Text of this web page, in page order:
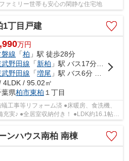
ァミリー世帯も安心の閑静な住宅地
1丁目戸建
万円
磐線 「柏 」駅 徒歩28分
武野田線 「新柏 」駅 バス17分 「亀甲台入口」 停歩16分
武野田線 「増尾 」駅 バス6分 「新田原（千葉県）」 停歩11分
4LDK / 95.02㎡
葉県柏市東柏 １丁目
工事等リフォーム済 ●床暖房、食洗機、
充実♪ ●全居室収納付き！ ●LDK約16.1帖で
ンハウス南柏 南棟